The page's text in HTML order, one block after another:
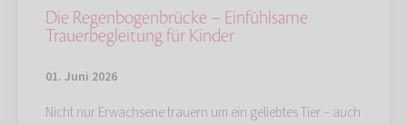
Die Regenbogenbrücke – Einfühlsame
Trauerbegleitung für Kinder
01. Juni 2026
Nicht nur Erwachsene trauern um ein geliebtes Tier – auch